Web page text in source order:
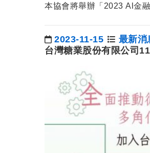
本協會將舉辦「2023 Al金
日期：
2023-11-15
最新消
台灣糖業股份有限公司